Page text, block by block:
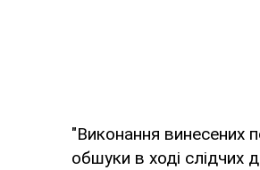
"Виконання винесених
обшуки в ході слідчих